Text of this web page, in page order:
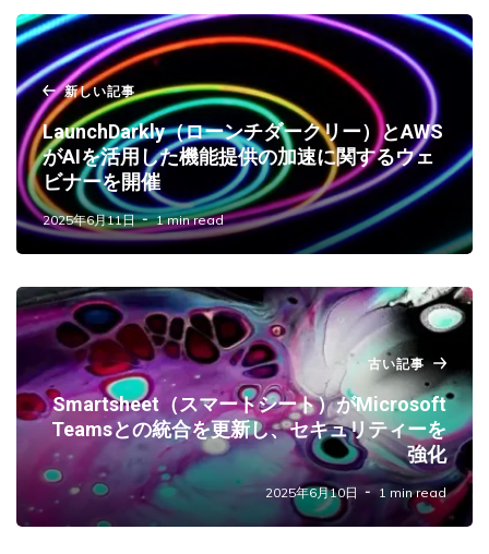
新しい記事
LaunchDarkly（ローンチダークリー）とAWS
がAIを活用した機能提供の加速に関するウェ
ビナーを開催
2025年6月11日 1 min read
古い記事
Smartsheet（スマートシート）がMicrosoft
Teamsとの統合を更新し、セキュリティーを
強化
2025年6月10日 1 min read